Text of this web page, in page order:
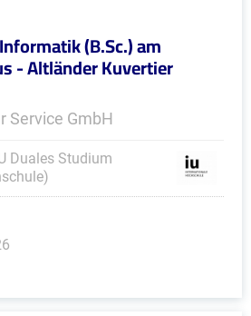
(B.Sc.) am
- Altländer Kuvertier
Service GmbH
Duales Studium